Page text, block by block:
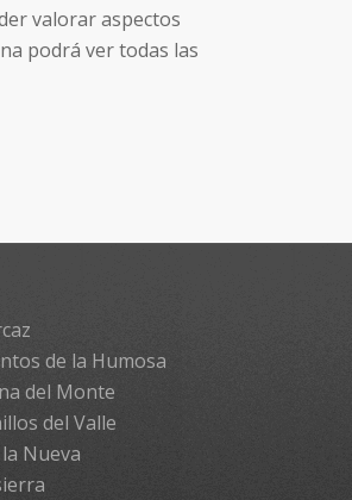
valorar aspectos
podrá ver todas las
de la Humosa
del Monte
del Valle
Nueva